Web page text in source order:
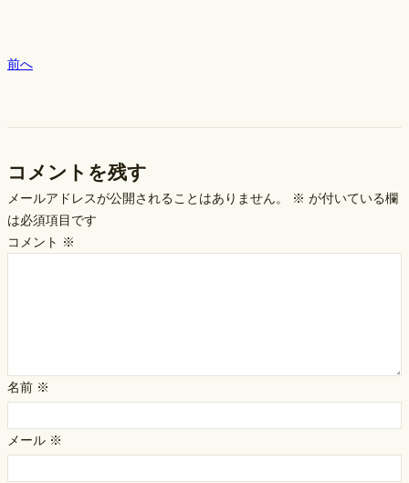
前へ
コメントを残す
メールアドレスが公開されることはありません。 ※ が付いている欄
は必須項目です
コメント ※
名前 ※
メール ※